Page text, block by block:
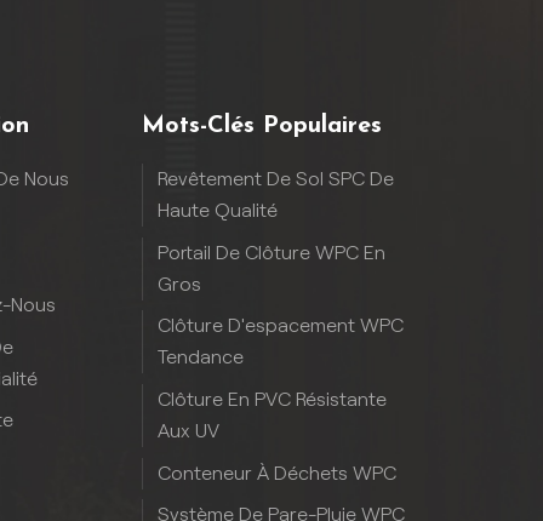
Nous
Nous
Mots-Clés Populaires
Revêtement De Sol SPC De
Haute Qualité
Portail De Clôture WPC En
Gros
Clôture D'espacement WPC
Tendance
Clôture En PVC Résistante
Aux UV
Conteneur À Déchets WPC
Système De Pare-Pluie WPC